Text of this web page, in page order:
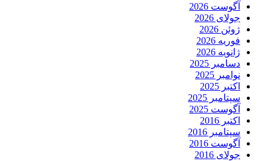
آگوست 2026
جولای 2026
ژوئن 2026
فوریه 2026
ژانویه 2026
دسامبر 2025
نوامبر 2025
اکتبر 2025
سپتامبر 2025
آگوست 2025
اکتبر 2016
سپتامبر 2016
آگوست 2016
جولای 2016